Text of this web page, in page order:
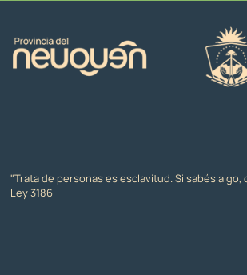
"Trata de personas es esclavitud. Si sabés algo,
Ley 3186